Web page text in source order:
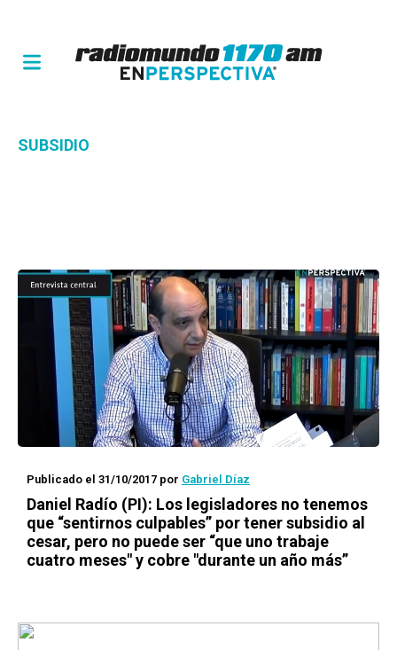
SUBSIDIO
Publicado el 31/10/2017 por Gabriel Díaz
Daniel Radío (PI): Los legisladores no tenemos
que “sentirnos culpables” por tener subsidio al
cesar, pero no puede ser “que uno trabaje
cuatro meses" y cobre "durante un año más”